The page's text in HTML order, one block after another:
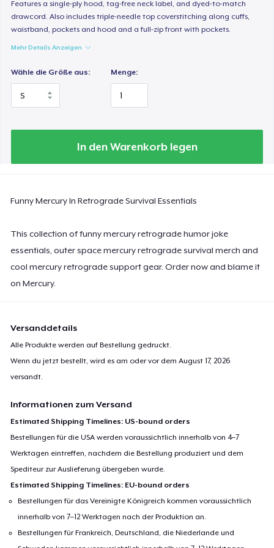
Features a single-ply hood, tag-free neck label, and dyed-to-match
drawcord. Also includes triple-needle top coverstitching along cuffs,
waistband, pockets and hood and a full-zip front with pockets.
Mehr Details Anzeigen
Wähle die Größe aus: Menge:
In den Warenkorb legen
Funny Mercury In Retrograde Survival Essentials
This collection of funny mercury retrograde humor joke
essentials, outer space mercury retrograde survival merch and
cool mercury retrograde support gear. Order now and blame it
on Mercury.
Versanddetails
Alle Produkte werden auf Bestellung gedruckt.
Wenn du jetzt bestellt, wird es am oder vor demAugust 17, 2026
versandt.
Informationen zum Versand
Estimated Shipping Timelines: US-bound orders
Bestellungen für die USA werden voraussichtlich innerhalb von 4–7
Werktagen eintreffen, nachdem die Bestellung produziert und dem
Spediteur zur Auslieferung übergeben wurde.
Estimated Shipping Timelines: EU-bound orders
Bestellungen für das Vereinigte Königreich kommen voraussichtlich
innerhalb von 7–12 Werktagen nach der Produktion an.
Bestellungen für Frankreich, Deutschland, die Niederlande und
29,95 $
23,99 $
Women's Comfort Tee
Classic Tank Top
19,95 $
24,99 $